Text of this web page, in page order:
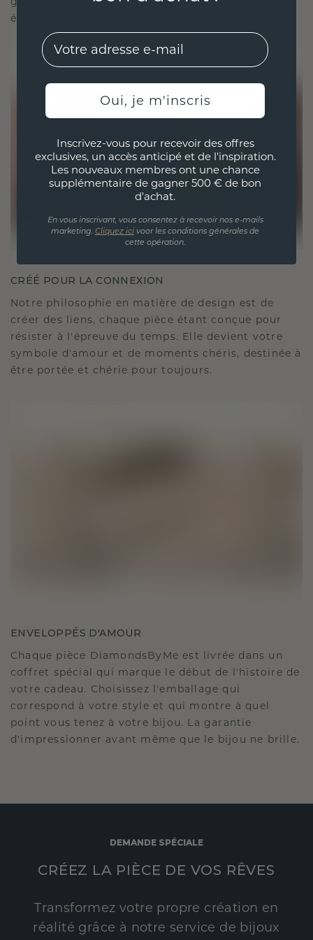
éthiques qu'exquis.
CRÉÉ POUR LA CONNEXION
Notre philosophie en matière de design est de
créer des liens, chaque pièce étant conçue pour
résister à l'épreuve du temps. Elle devient votre
symbole d'amour et de moments chéris, destinée à
être portée et chérie pour toujours.
ENVELOPPÉS D'AMOUR
Chaque pièce DiamondsByMe est livrée dans un
coffret spécial qui marque le début de l'histoire de
votre cadeau. Choisissez l'emballage qui
correspond à votre style et qui montre à quel
point vous tenez à votre bijou. La garantie
d'impressionner avant même que le bijou ne brille.
DEMANDE SPÉCIALE
CRÉEZ LA PIÈCE DE VOS RÊVES
Transformez votre propre création en
réalité grâce à notre service de bijoux
EMail
Oui, je m'inscris
Inscrivez-vous pour recevoir des offres
exclusives, un accès anticipé et de l'inspiration.
Les nouveaux membres ont une chance
supplémentaire de gagner 500 € de bon
d'achat.
En vous inscrivant, vous consentez à recevoir nos e-mails
marketing. Cliquez ici voor les conditions générales de
cette opération.